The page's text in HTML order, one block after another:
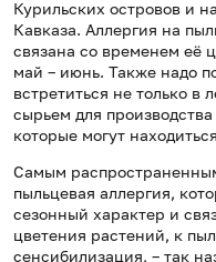
Курильских островов и
Кавказа. Аллергия на
связана со временем её
май – июнь. Также надо
встретиться не только в
сырьем для
которые могут
Самым
пыльцевая аллергия,
сезонный характер и
цветения растений, к
сенсибилизация, – так